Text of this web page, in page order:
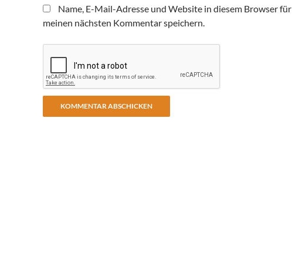
Name, E-Mail-Adresse und Website in diesem Browser für
meinen nächsten Kommentar speichern.